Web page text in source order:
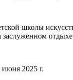
школы
2025 г.